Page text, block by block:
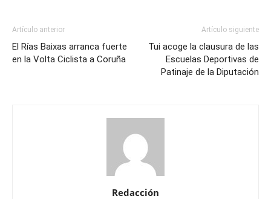
Artículo anterior
El Rías Baixas arranca fuerte
en la Volta Ciclista a Coruña
Artículo siguiente
Tui acoge la clausura de las
Escuelas Deportivas de
Patinaje de la Diputación
Redacción